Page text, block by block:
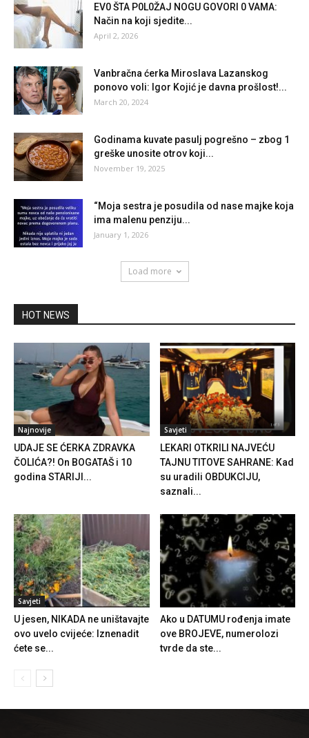
EV0 ŠTA P0L0ŽAJ NOGU GOVORI 0 VAMA:
Način na koji sjedite...
April 2, 2026
Vanbračna ćerka Miroslava Lazanskog
ponovo voli: Igor Kojić je davna prošlost!...
March 20, 2024
Godinama kuvate pasulj pogrešno – zbog 1
greške unosite otrov koji...
November 19, 2025
“Moja sestra je posudila od nase majke koja
ima malenu penziju...
January 1, 2026
Load more
HOT NEWS
Najnovije
UDAJE SE ĆERKA ZDRAVKA
ČOLIĆA?! On BOGATAŠ i 10
godina STARIJI...
Savjeti
LEKARI OTKRILI NAJVEĆU
TAJNU TITOVE SAHRANE: Kad
su uradili OBDUKCIJU,
saznali...
Savjeti
U jesen, NIKADA ne uništavajte
ovo uvelo cvijeće: Iznenadit
ćete se...
Ako u DATUMU rođenja imate
ove BROJEVE, numerolozi
tvrde da ste...